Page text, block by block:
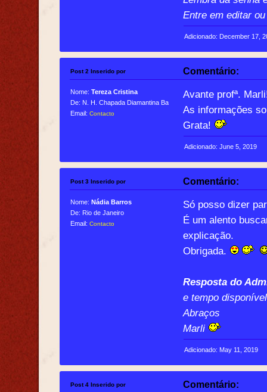
Entre em editar
Adicionado: December 17,
Post 2 Inserido por Comentário:
Nome:Tereza Cristina
De: N. H. Chapada Diamantina Ba
Email:Contacto
Avante profª.
As informações
Grata!
Adicionado: June 5, 2019
Post 3 Inserido por Comentário:
Nome:Nádia Barros
De: Rio de Janeiro
Email:Contacto
Só posso dizer
É um alento
explicação.
Obrigada.
Resposta do
e tempo
Abraços
Marli
Adicionado: May 11, 2019
Post 4 Inserido por Comentário: